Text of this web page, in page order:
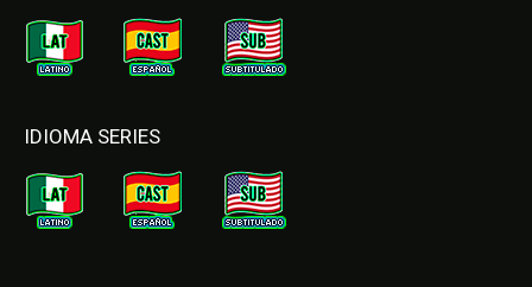
IDIOMA SERIES